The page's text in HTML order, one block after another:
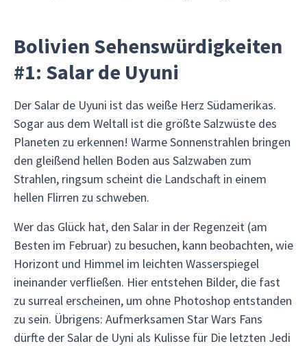
Bolivien Sehenswürdigkeiten
#1: Salar de Uyuni
Der Salar de Uyuni ist das weiße Herz Südamerikas.
Sogar aus dem Weltall ist die größte Salzwüste des
Planeten zu erkennen! Warme Sonnenstrahlen bringen
den gleißend hellen Boden aus Salzwaben zum
Strahlen, ringsum scheint die Landschaft in einem
hellen Flirren zu schweben.
Wer das Glück hat, den Salar in der Regenzeit (am
Besten im Februar) zu besuchen, kann beobachten, wie
Horizont und Himmel im leichten Wasserspiegel
ineinander verfließen. Hier entstehen Bilder, die fast
zu surreal erscheinen, um ohne Photoshop entstanden
zu sein. Übrigens: Aufmerksamen Star Wars Fans
dürfte der Salar de Uyni als Kulisse für Die letzten Jedi